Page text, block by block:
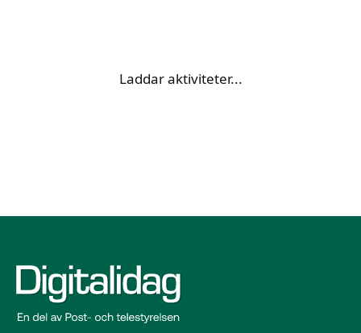
Laddar aktiviteter...